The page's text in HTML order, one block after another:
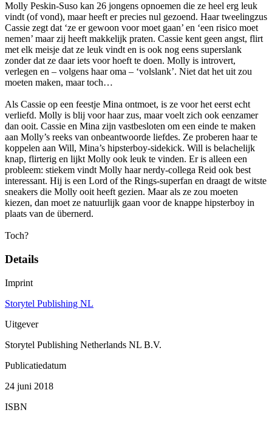
Molly Peskin-Suso kan 26 jongens opnoemen die ze heel erg leuk
vindt (of vond), maar heeft er precies nul gezoend. Haar tweelingzus
Cassie zegt dat ‘ze er gewoon voor moet gaan’ en ‘een risico moet
nemen’ maar zij heeft makkelijk praten. Cassie kent geen angst, flirt
met elk meisje dat ze leuk vindt en is ook nog eens superslank
zonder dat ze daar iets voor hoeft te doen. Molly is introvert,
verlegen en – volgens haar oma – ‘volslank’. Niet dat het uit zou
moeten maken, maar toch…
Als Cassie op een feestje Mina ontmoet, is ze voor het eerst echt
verliefd. Molly is blij voor haar zus, maar voelt zich ook eenzamer
dan ooit. Cassie en Mina zijn vastbesloten om een einde te maken
aan Molly’s reeks van onbeantwoorde liefdes. Ze proberen haar te
koppelen aan Will, Mina’s hipsterboy-sidekick. Will is belachelijk
knap, flirterig en lijkt Molly ook leuk te vinden. Er is alleen een
probleem: stiekem vindt Molly haar nerdy-collega Reid ook best
interessant. Hij is een Lord of the Rings-superfan en draagt de witste
sneakers die Molly ooit heeft gezien. Maar als ze zou moeten
kiezen, dan moet ze natuurlijk gaan voor de knappe hipsterboy in
plaats van de übernerd.
Toch?
Details
Imprint
Storytel Publishing NL
Uitgever
Storytel Publishing Netherlands NL B.V.
Publicatiedatum
24 juni 2018
ISBN